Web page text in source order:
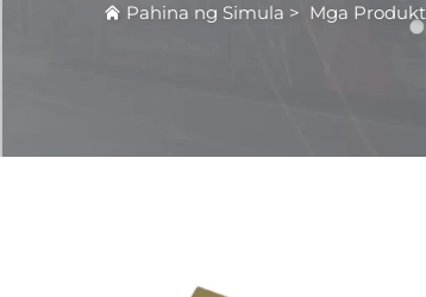
Pahina ng Simula > Mga